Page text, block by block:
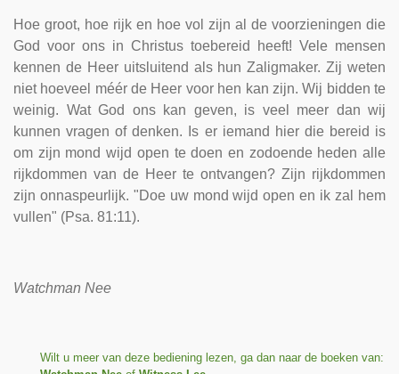
Hoe groot, hoe rijk en hoe vol zijn al de voorzieningen die
God voor ons in Christus toebereid heeft! Vele mensen
kennen de Heer uitsluitend als hun Zaligmaker. Zij weten
niet hoeveel méér de Heer voor hen kan zijn. Wij bidden te
weinig. Wat God ons kan geven, is veel meer dan wij
kunnen vragen of denken. Is er iemand hier die bereid is
om zijn mond wijd open te doen en zodoende heden alle
rijkdommen van de Heer te ontvangen? Zijn rijkdommen
zijn onnaspeurlijk. "Doe uw mond wijd open en ik zal hem
vullen" (Psa. 81:11).
Watchman Nee
Wilt u meer van deze bediening lezen, ga dan naar de boeken van: